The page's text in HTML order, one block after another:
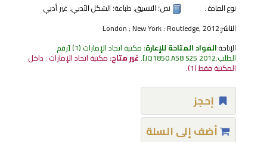
نوع المادة :
نص؛ التنسيق: طباعة؛ الشكل الأدبي: غير أدبي
الناشر:London ; New York : Routledge, 2012
الإتاحة:المواد المتاحة للإعارة: مكتبة اتحاد الإمارات (1) رقم
الطلب:JQ1850.A58 S25 2012
.غير متاح: مكتبة اتحاد الإمارات : داخل
المكتبة فقط(1).
إحجز
أضف إلى السلة